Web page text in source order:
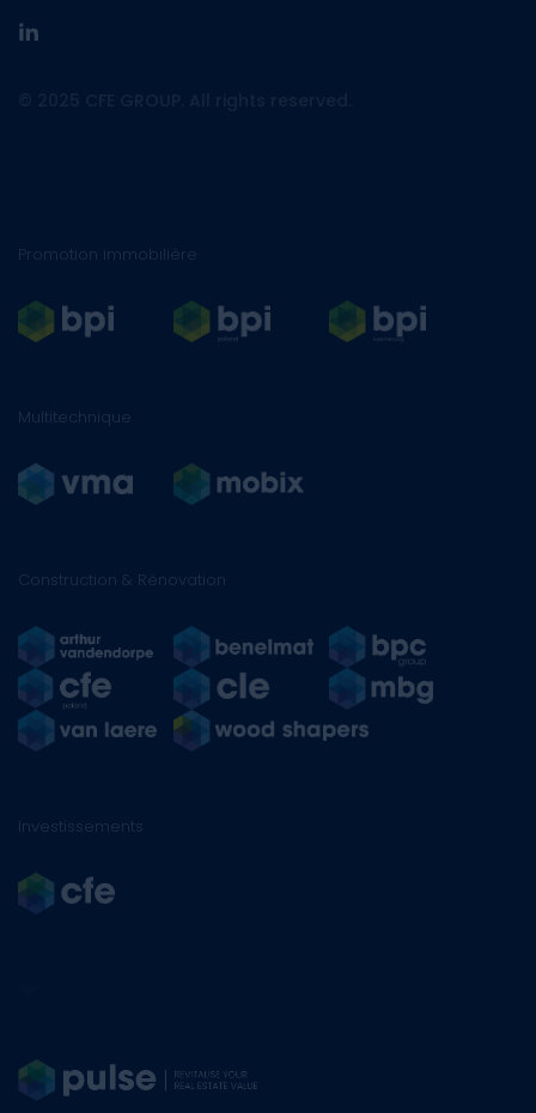
linkedin
Promotion immobilière
Multitechnique
Construction & Rénovation
Investissements